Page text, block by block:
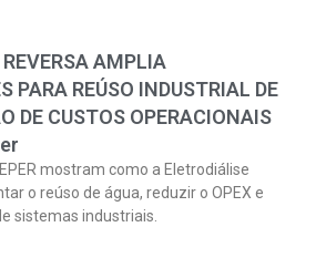
AMPLIA
PARA REÚSO INDUSTRIAL DE
DE CUSTOS OPERACIONAIS
mostram como a Eletrodiálise
o reúso de água, reduzir o OPEX e
sistemas industriais.